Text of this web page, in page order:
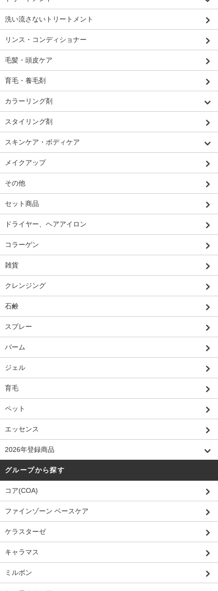
洗い流さないトリートメント
リンス・コンディショナー
毛髪・頭皮ケア
育毛・養毛剤
カラーリング剤
スタイリング剤
スキンケア・ボディケア
メイクアップ
その他
セット商品
ドライヤー、ヘアアイロン
コラーゲン
雑貨
クレンジング
石鹸
スプレー
バーム
ジェル
育毛
ペット
エッセンス
2026年登録商品
グループから探す
コア(COA)
ファインゾーン ベースケア
ケラスターゼ
キャラマス
ミルボン